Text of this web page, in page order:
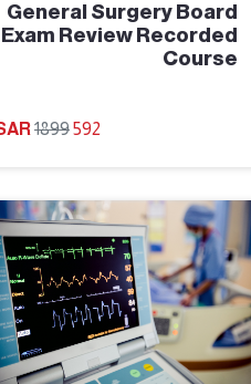
General Surgery Board
Exam Review Recorded
Course
1899592